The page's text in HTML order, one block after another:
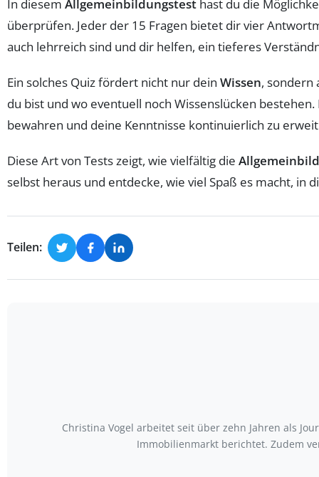
In diesem Allgemeinbildungstest hast du die
überprüfen. Jeder der 15 Fragen bietet dir vier
auch lehrreich sind und dir helfen, ein tieferes
Ein solches Quiz fördert nicht nur dein Wissen, sondern
du bist und wo eventuell noch Wissenslücken
bewahren und deine Kenntnisse kontinuierlich zu
Diese Art von Tests zeigt, wie vielfältig die
selbst heraus und entdecke, wie viel Spaß es macht, in
Teilen:
Christina Vogel arbeitet seit über zehn Jahren als
Immobilienmarkt berichtet. Zudem